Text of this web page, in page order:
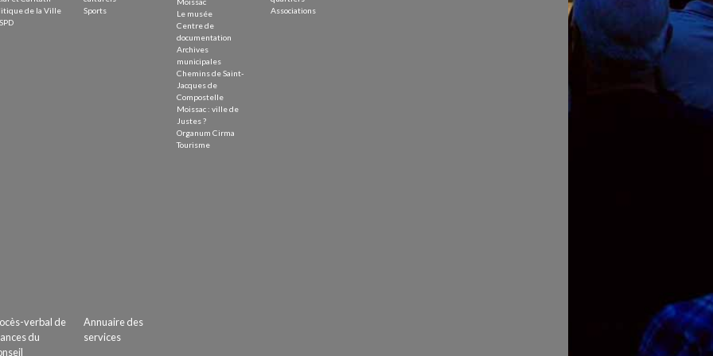
de la Ville
Sports
Le musée
Centre de
documentation
Archives
municipales
Chemins de Saint-
Jacques de
Compostelle
Moissac : ville de
Justes ?
Organum Cirma
Tourisme
Associations
verbal de
du
Annuaire des
services